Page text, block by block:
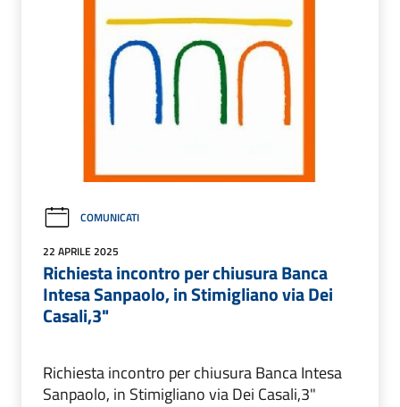
COMUNICATI
22 APRILE 2025
Richiesta incontro per chiusura Banca
Intesa Sanpaolo, in Stimigliano via Dei
Casali,3"
Richiesta incontro per chiusura Banca Intesa
Sanpaolo, in Stimigliano via Dei Casali,3"